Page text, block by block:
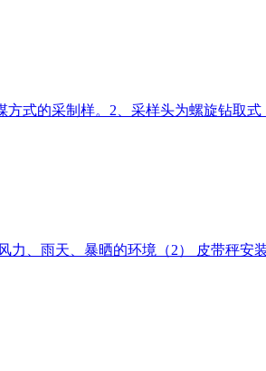
方式的采制样。2、采样头为螺旋钻取
力、雨天、暴晒的环境（2） 皮带秤